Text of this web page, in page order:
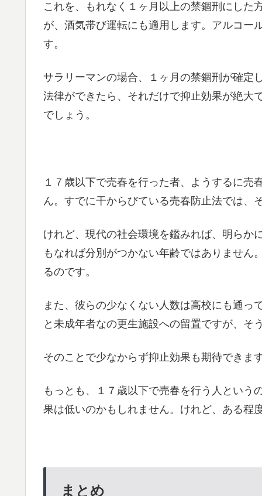
これを、もれなく１ヶ月以上の禁錮刑にした
が、酒気帯び運転にも適用します。アルコー
す。
サラリーマンの場合、１ヶ月の禁錮刑が確定
法律ができたら、それだけで抑止効果が絶大
でしょう。
１７歳以下で売春を行った者、ようするに
ん。すでに干からびている売春防止法では、
けれど、現代の社会環境を鑑みれば、明らか
もなれば分別がつかない年齢ではありません
るのです。
また、彼らの少なくない人数は高校にも通っ
と未成年者なの更生施設への留置ですが、そ
そのことで少なからず抑止効果も期待できま
もっとも、１７歳以下で売春を行う人という
果は低いのかもしれません。けれど、ある程
まとめ